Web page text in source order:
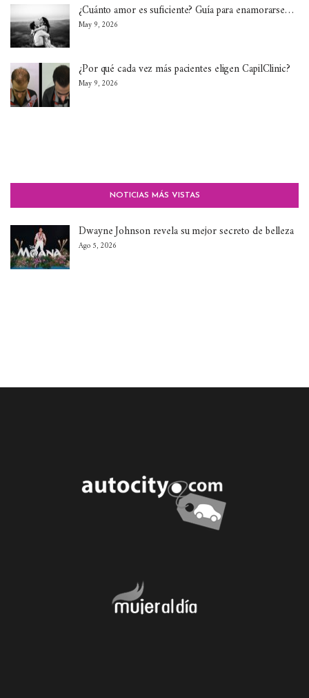
¿Cuánto amor es suficiente? Guía para enamorarse…
May 9, 2026
¿Por qué cada vez más pacientes eligen CapilClinic?
May 9, 2026
NOTICIAS MÁS VISTAS
Dwayne Johnson revela su mejor secreto de belleza
Ago 5, 2026